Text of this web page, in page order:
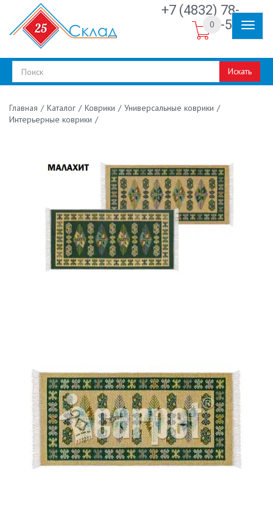
+7 (4832) 78-
30-50
Искать
0
Главная / Каталог / Коврики / Универсальные коврики /
Интерьерные коврики /